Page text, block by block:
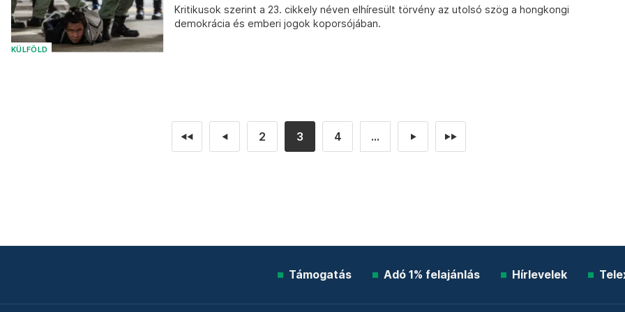
KÜLFÖLD
Kritikusok szerint a 23. cikkely néven elhíresült törvény az utolsó szög a hongkongi
demokrácia és emberi jogok koporsójában.
◄◄ ◄ 2 3 4 ... ► ►►
Támogatás Adó 1% felajánlás Hírlevelek